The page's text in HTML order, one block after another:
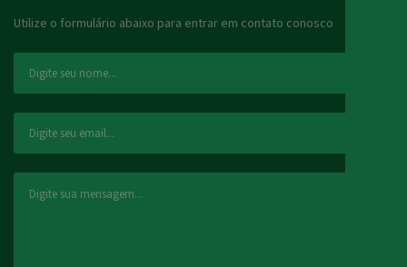
Utilize o formulário abaixo para entrar em contato conosco